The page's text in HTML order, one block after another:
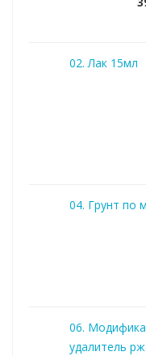
02. Лак 15мл
04. Грунт по
06.
удалитель